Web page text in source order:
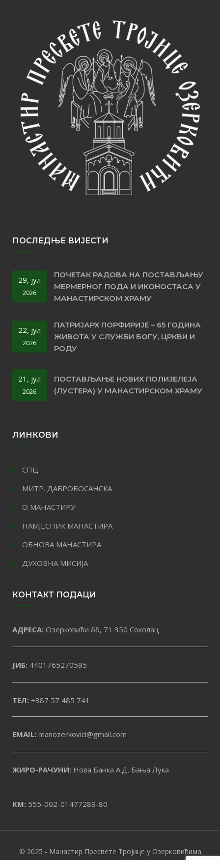
ПОСЛЕДЊЕ ВИЈЕСТИ
29, јул
2026
ПОЧЕТАК РАДОВА НА ПОСТАВЉАЊУ
МЕРМЕРНОГ ПОДА И ИКОНОСТАСА У
МАНАСТИРСКОМ ХРАМУ
22, јул
2026
ПАТРИЈАРХ ПОРФИРИЈЕ – 65 ГОДИНА
ЖИВОТА У СЛУЖБИ БОГУ, ЦРКВИ И
РОДУ
21, јул
2026
ПОСТАВЉАЊЕ НОВИХ ПОЛИЈЕЛЕЈА
(ЛУСТЕРА) У МАНАСТИРСКОМ ХРАМУ
ЛИНКОВИ
СПЦ
МИТР. ДАБРОБОСАНСКА
О МАНАСТИРУ
НАМЈЕСНИК МАНАСТИРА
ОБНОВА МАНАСТИРА
ДУХОВНА МИСИЈА
КОНТАКТ ПОДАЦИ
АДРЕСА: Озерковићи бб, 71 350 Соколац
ЈИБ: 4401765270595
ТЕЛ: +387 57 485 741
EMAIL: manozerkovici@gmail.com
ЖИРО-РАЧУНИ: Нова Банка А.Д. Бања Лука
KM: 555-002-01477289-80
© 2025 - Манастир Пресвете Тројице у Озерковићима